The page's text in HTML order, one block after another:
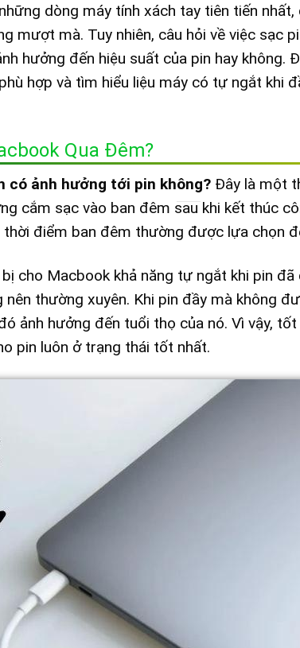
dòng máy tính xách tay tiên tiến
mượt mà. Tuy nhiên, câu hỏi về việc sạc
hưởng đến hiệu suất của pin hay không.
phù hợp và tìm hiểu liệu máy có tự ngắt khi
Qua Đêm?
có ảnh hưởng tới pin không? Đây là một
cắm sạc vào ban đêm sau khi kết thúc
điểm ban đêm thường được lựa chọn
cho Macbook khả năng tự ngắt khi pin
nên thường xuyên. Khi pin đầy mà không
ảnh hưởng đến tuổi thọ của nó. Vì vậy,
pin luôn ở trạng thái tốt nhất.